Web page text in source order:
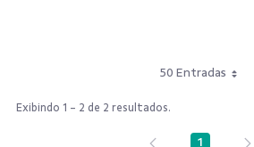
50 Entradas
Exibindo 1 - 2 de 2 resultados.
1